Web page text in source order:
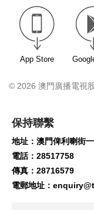
App Store
© 2026 澳門廣播電視
保持聯繫
地址：澳門俾利喇街
電話：28517758
傳真：28716579
電郵地址：